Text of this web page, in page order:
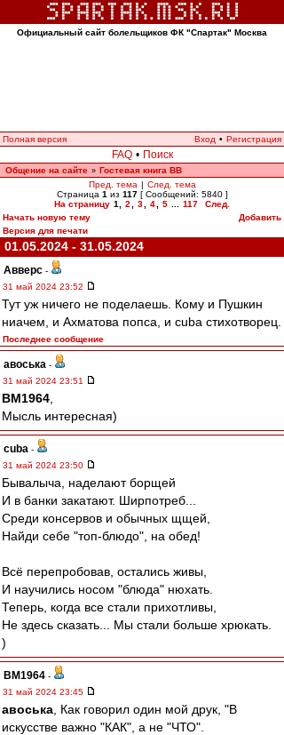
Официальный сайт болельщиков ФК "Спартак" Москва
Полная версия Вход • Регистрация
FAQ • Поиск
Общение на сайте » Гостевая книга ВВ
Пред. тема | След. тема
Страница 1 из 117[ Сообщений: 5840 ]
На страницу 1 2 3 4 5 117
След.
Начать новую тему
Добавить
Версия для печати
01.05.2024 - 31.05.2024
Авверс -
31 май 2024 23:52
Тут уж ничего не поделаешь. Кому и Пушкин
ниачем, и Ахматова попса, и cuba стихотворец.
Последнее сообщение
авоська -
31 май 2024 23:51
BM1964
Мысль интересная)
cuba -
31 май 2024 23:50
Бывалыча, наделают борщей
И в банки закатают. Ширпотреб...
Среди консервов и обычных щщей,
Найди себе "топ-блюдо", на обед!
Всё перепробовав, остались живы,
И научились носом "блюда" нюхать.
Теперь, когда все стали прихотливы,
Не здесь сказать... Мы стали больше хрюкать.
)
BM1964 -
31 май 2024 23:45
авоська , Как говорил один мой друк, "В
искусстве важно "КАК", а не "ЧТО".